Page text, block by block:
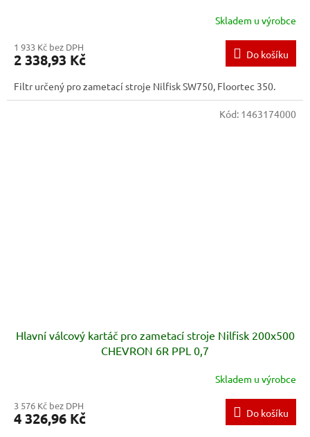
Skladem u výrobce
1 933 Kč bez DPH
2 338,93 Kč Do košíku
Filtr určený pro zametací stroje Nilfisk SW750, Floortec 350.
Hlavní válcový kartáč pro zametací stroje Nilfisk 200x500
CHEVRON 6R PPL 0,7
Skladem u výrobce
3 576 Kč bez DPH
4 326,96 Kč Do košíku
Kód: 1463174000